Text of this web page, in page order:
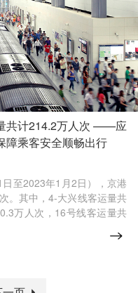
共计214.2万人次 ——应
障乘客安全顺畅出行
至2023年1月2日），京港
。其中，4-大兴线客运量共
万人次，16号线客运量共
线客运组织平稳有序，保障